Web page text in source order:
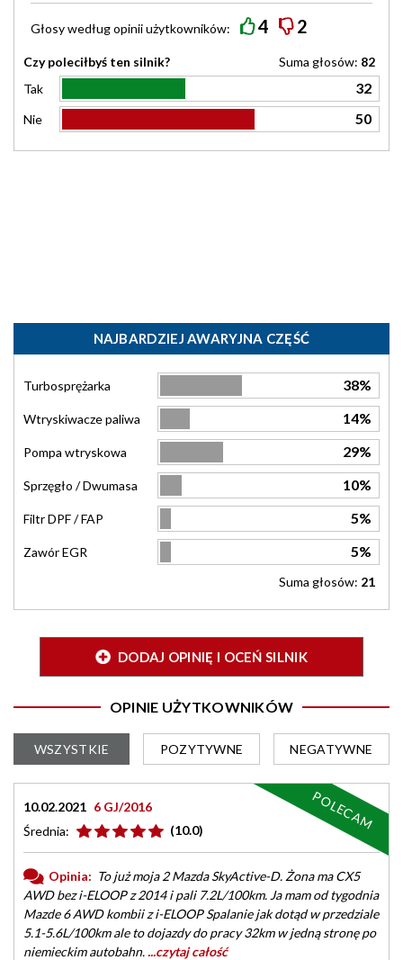
Głosy wedługopiniiużytkowników: 4 2
Czy poleciłbyś ten silnik? Suma głosów: 82
Tak
32
Nie 50
NAJBARDZIEJ AWARYJNA CZĘŚĆ
Turbosprężarka 38%
Wtryskiwacze paliwa 14%
Pompa wtryskowa 29%
Sprzęgło / Dwumasa 10%
Filtr DPF / FAP 5%
Zawór EGR 5%
Suma głosów: 21
DODAJ OPINIĘ I OCEŃ SILNIK
OPINIE UŻYTKOWNIKÓW
WSZYSTKIE POZYTYWNE NEGATYWNE
10.02.2021 6 GJ/2016
Średnia:
(10.0)
Opinia: To już moja 2 Mazda SkyActive-D. Żona ma CX5
AWD bez i-ELOOP z 2014 i pali 7.2L/100km. Ja mam od tygodnia
Mazde 6 AWD kombii z i-ELOOP Spalanie jak dotąd w przedziale
5.1-5.6L/100km ale to dojazdy do pracy 32km w jedną stronę po
niemieckim autobahn. ...czytaj całość
POLECAM